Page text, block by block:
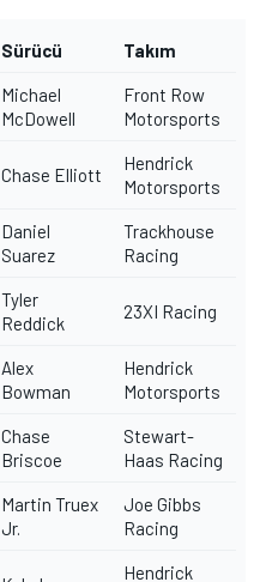
Sürücü Takım
Michael
McDowell
Front Row
Motorsports
Chase Elliott
Hendrick
Motorsports
Daniel
Suarez
Trackhouse
Racing
Tyler
Reddick
23XI Racing
Alex
Bowman
Hendrick
Motorsports
Chase
Briscoe
Stewart-
Haas Racing
Martin Truex
Jr.
Joe Gibbs
Racing
Hendrick